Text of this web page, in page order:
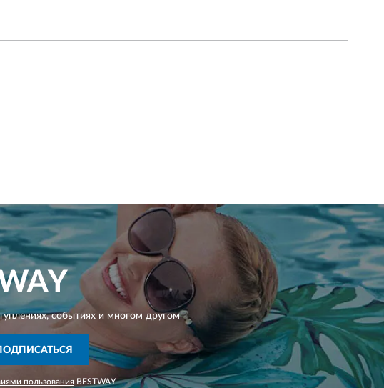
событиях и многом другом
пользования BESTWAY